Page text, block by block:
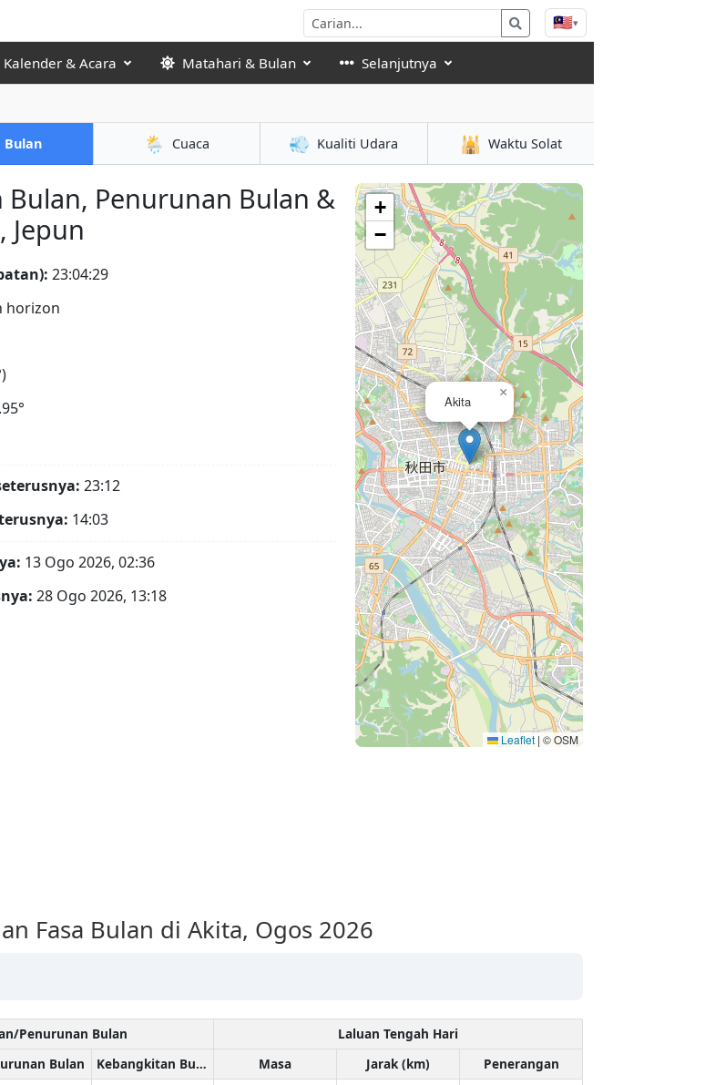
🇲🇾▾
Kalender & Acara Matahari & Bulan Selanjutnya
Bulan 🌦️ Cuaca 💨 Kualiti Udara 🕌 Waktu Solat
Bulan, Penurunan Bulan &
Jepun
23:04:30
horizon
23:12
14:03
13 Ogo 2026, 02:36
28 Ogo 2026, 13:18
Akita
×
+
−
Leaflet | © OSM
Fasa Bulan di Akita, Ogos 2026
Penurunan Bulan
Laluan Tengah Hari
Bulan Kebangkitan Bulan Masa Jarak (km)
Penerangan